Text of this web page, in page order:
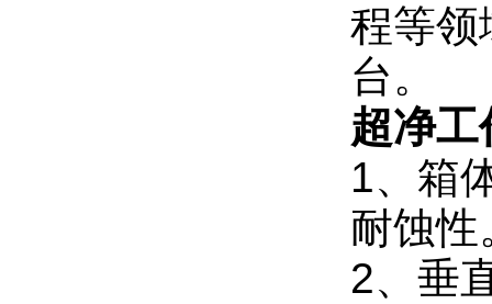
程等领
台。
超净
1、箱
耐蚀性
2、垂